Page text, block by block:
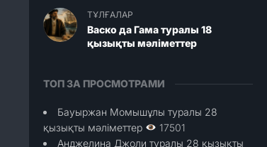
ТҰЛҒАЛАР
Васко да Гама туралы 18
қызықты мәліметтер
ТОП ЗА ПРОСМОТРАМИ
Бауыржан Момышұлы туралы 28
қызықты мәліметтер
17501
Анджелина Джоли туралы 28 қызықты